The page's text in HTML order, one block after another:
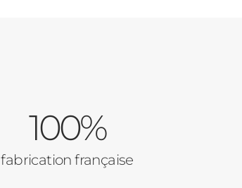
100%
fabrication française